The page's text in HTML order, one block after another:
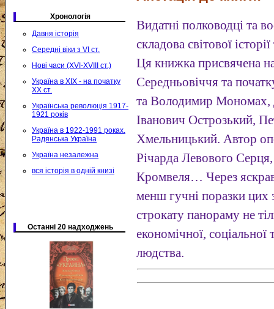
Хронологія
Давня історія
Середні віки з VI ст.
Нові часи (XVI-XVIII ст.)
Україна в XIX - на початку
XX ст.
Українська революція 1917-
1921 років
Україна в 1922-1991 роках.
Радянська Україна
Україна незалежна
вся історія в одній книзі
Останні 20 надходжень
Видатні полководці та
складова світової
Ця книжка присвячена
Середньовіччя та
та Володимир Мономах,
Іванович Острозький,
Хмельницький. Автор
Річарда Левового
Кромвеля… Через
менш гучні поразки цих
строкату панораму не
економічної, соціальної
людства.